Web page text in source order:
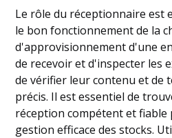
Le rôle du réceptionnaire est
le bon fonctionnement de la
d'approvisionnement d'une
de recevoir et d'inspecter les
de vérifier leur contenu et de
précis. Il est essentiel de
réception compétent et
gestion efficace des stocks.